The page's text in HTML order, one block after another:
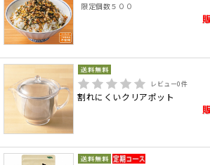
限定個数５００
レビュー0件
割れにくいクリアポット